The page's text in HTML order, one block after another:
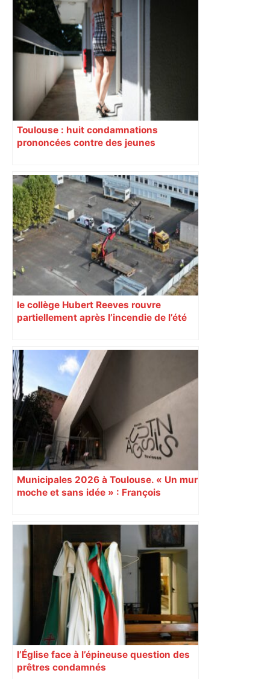
Toulouse : huit condamnations
prononcées contre des jeunes
le collège Hubert Reeves rouvre
partiellement après l’incendie de l’été
Municipales 2026 à Toulouse. « Un mur
moche et sans idée » : François
l’Église face à l’épineuse question des
prêtres condamnés